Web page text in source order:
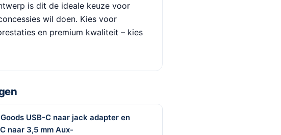
is dit de ideale keuze voor
wil doen. Kies voor
en premium kwaliteit – kies
USB-C naar jack adapter en
naar 3,5 mm Aux-